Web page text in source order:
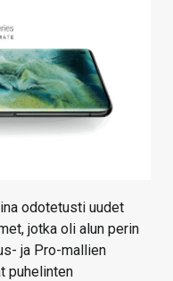
odotetusti uudet
jotka oli alun perin
ja Pro-mallien
puhelinten